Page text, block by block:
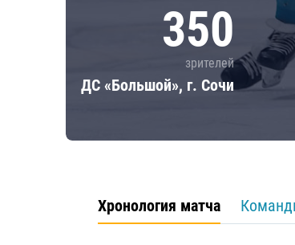
350
зрителей
ДС «Большой», г. Сочи
Хронология матча